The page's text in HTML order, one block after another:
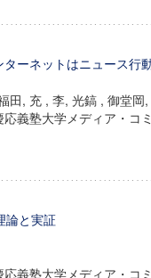
ーネットはニュース行
田, 充 , 李, 光鎬 , 御堂岡
義塾大学メディア・コ
論と実証
義塾大学メディア・コ